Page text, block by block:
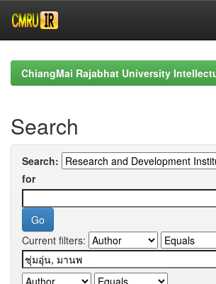
navigationChiangMai Rajabhat University
Search
Search:
for
Current filters: